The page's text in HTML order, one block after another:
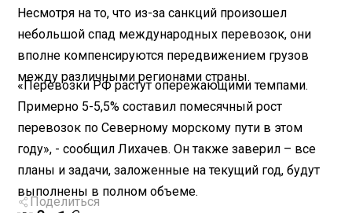
Несмотря на то, что из-за санкций произошел
небольшой спад международных перевозок, они
вполне компенсируются передвижением грузов
между различными регионами страны.
«Перевозки РФ растут опережающими темпами.
Примерно 5-5,5% составил помесячный рост
перевозок по Северному морскому пути в этом
году», - сообщил Лихачев. Он также заверил – все
планы и задачи, заложенные на текущий год, будут
выполнены в полном объеме.
Поделиться